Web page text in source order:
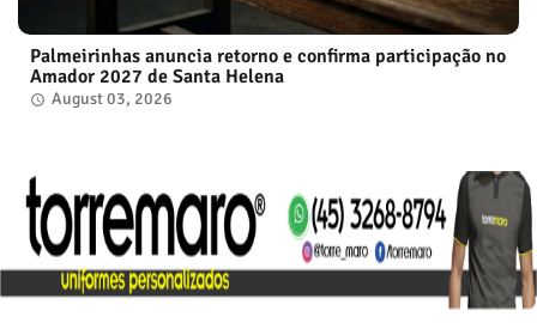
Palmeirinhas anuncia retorno e confirma participação no
Amador 2027 de Santa Helena
August 03, 2026